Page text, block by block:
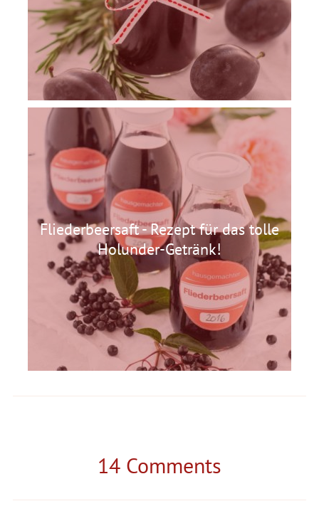
Fliederbeersaft - Rezept für das tolle
Holunder-Getränk!
14 Comments